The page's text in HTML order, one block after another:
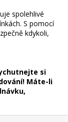
spolehlivé
S pomocí
kdykoli,
si
Máte-li